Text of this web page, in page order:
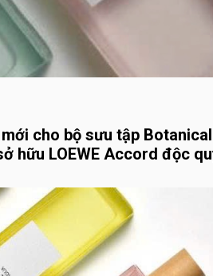
cho bộ sưu tập Botanical
hữu LOEWE Accord độc